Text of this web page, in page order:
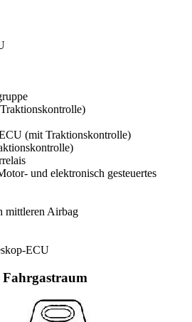
(mit Traktionskontrolle)
und elektronisch gesteuertes
mittleren Airbag
ECU
Fahrgastraum